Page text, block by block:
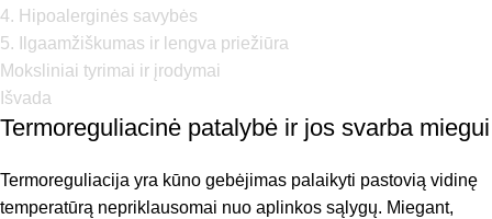
4. Hipoalerginės savybės
5. Ilgaamžiškumas ir lengva priežiūra
Moksliniai tyrimai ir įrodymai
Išvada
Termoreguliacinė patalybė ir jos svarba miegui
Termoreguliacija yra kūno gebėjimas palaikyti pastovią vidinę
temperatūrą nepriklausomai nuo aplinkos sąlygų. Miegant,